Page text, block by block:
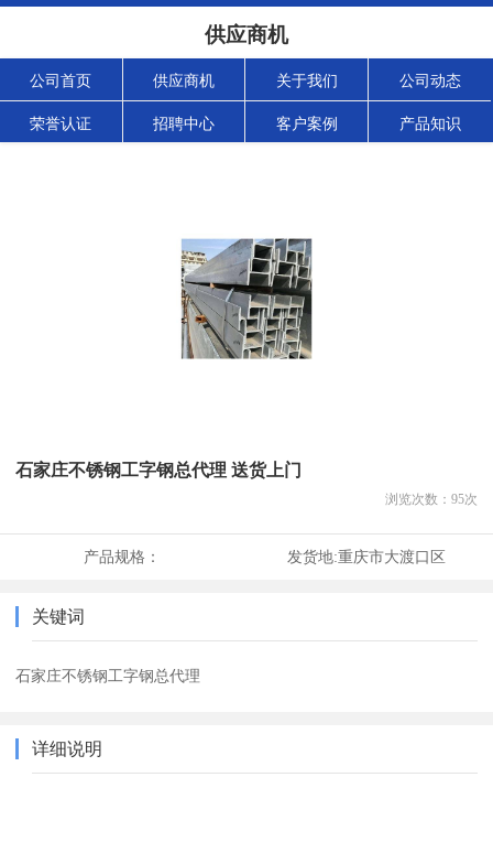
供应商机
公司首页 供应商机 关于我们 公司动态
荣誉认证 招聘中心 客户案例 产品知识
石家庄不锈钢工字钢总代理 送货上门
浏览次数： 95次
产品规格： 发货地:重庆市大渡口区
关键词
石家庄不锈钢工字钢总代理
详细说明